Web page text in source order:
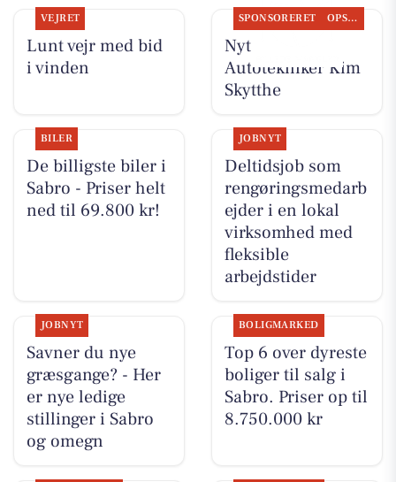
VEJRET
Lunt vejr med bid
i vinden
SPONSORERET OPSLAGSTAVLEN
Nyt fra
Autotekniker Kim
Skytthe
BILER
De billigste biler i
Sabro - Priser helt
ned til 69.800 kr!
JOBNYT
Deltidsjob som
rengøringsmedarb
ejder i en lokal
virksomhed med
fleksible
arbejdstider
JOBNYT
Savner du nye
græsgange? - Her
er nye ledige
stillinger i Sabro
og omegn
BOLIGMARKED
Top 6 over dyreste
boliger til salg i
Sabro. Priser op til
8.750.000 kr